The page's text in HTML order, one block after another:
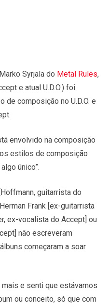
Syrjala do Metal Rules,
e atual U.D.O.) foi
composição no U.D.O. e
envolvido na composição
estilos de composição
único”.
guitarrista do
Frank [ex-guitarrista
ex-vocalista do Accept] ou
não escreveram
começaram a soar
mais e senti que estávamos
ou conceito, só que com